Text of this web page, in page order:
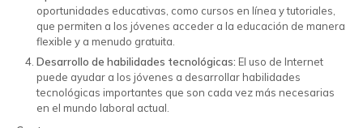
oportunidades educativas, como cursos en línea y tutoriales,
que permiten a los jóvenes acceder a la educación de manera
flexible y a menudo gratuita.
Desarrollo de habilidades tecnológicas: El uso de Internet
puede ayudar a los jóvenes a desarrollar habilidades
tecnológicas importantes que son cada vez más necesarias
en el mundo laboral actual.